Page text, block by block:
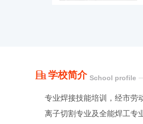
学校简介 School profile
专业焊接技能培训，经市劳
离子切割专业及全能焊工专